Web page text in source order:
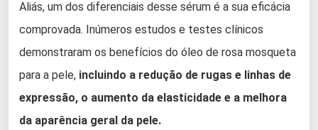
Aliás, um dos diferenciais desse sérum é a sua eficácia
comprovada. Inúmeros estudos e testes clínicos
demonstraram os benefícios do óleo de rosa mosqueta
para a pele, incluindo a redução de rugas e linhas de
expressão, o aumento da elasticidade e a melhora
da aparência geral da pele.